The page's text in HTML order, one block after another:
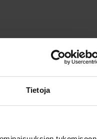
Tietoja